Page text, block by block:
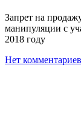
Запрет на
манипуляции с
2018 году
Нет комментариев